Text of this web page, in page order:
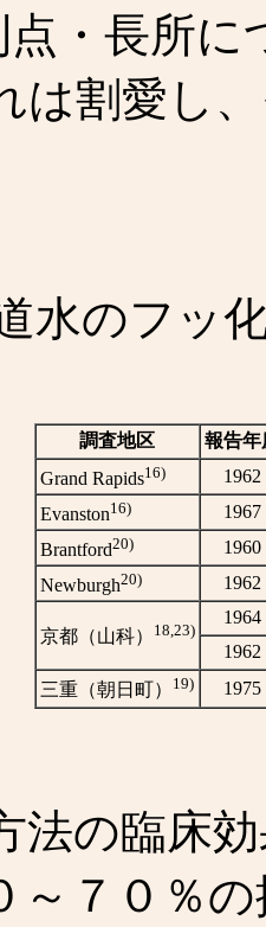
点・長所
は割愛し
水のフッ
調査地区
報告年
Grand Rapids16)
1962
Evanston16)
1967
Brantford20)
1960
Newburgh20) 1962
京都（山科） 18,23)
1964
1962
三重（朝日町）
19) 1975
の臨床
～７０％